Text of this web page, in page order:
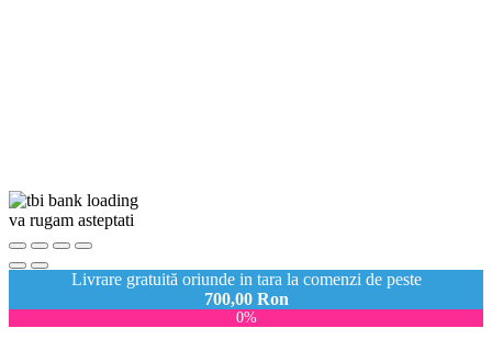
va rugam asteptati
Livrare gratuită oriunde in tara la comenzi de peste
700,00 Ron
0%